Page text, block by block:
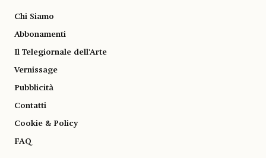
Chi Siamo
Abbonamenti
Il Telegiornale dell'Arte
Vernissage
Pubblicità
Contatti
Cookie & Policy
FAQ